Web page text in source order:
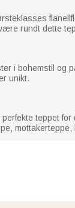
rundt dette
i bohemstil og
unikt.
teppet